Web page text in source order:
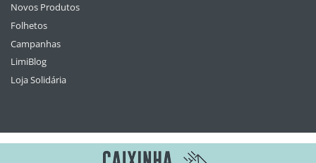
Novos Produtos
Folhetos
Campanhas
LimiBlog
Loja Solidária